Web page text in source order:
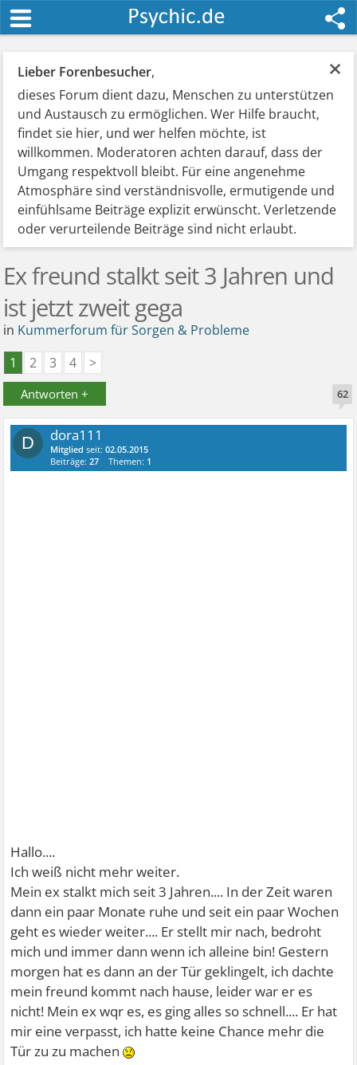
×
Lieber Forenbesucher,
dieses Forum dient dazu, Menschen zu unterstützen
und Austausch zu ermöglichen. Wer Hilfe braucht,
findet sie hier, und wer helfen möchte, ist
willkommen. Moderatoren achten darauf, dass der
Umgang respektvoll bleibt. Für eine angenehme
Atmosphäre sind verständnisvolle, ermutigende und
einfühlsame Beiträge explizit erwünscht. Verletzende
oder verurteilende Beiträge sind nicht erlaubt.
Ex freund stalkt seit 3 Jahren und
ist jetzt zweit gega
in Kummerforum für Sorgen & Probleme
1
2 3 4 >
Antworten + 62
D dora111
Mitglied seit:02.05.2015
Beiträge:27 Themen: 1
Hallo....
Ich weiß nicht mehr weiter.
Mein ex stalkt mich seit 3 Jahren.... In der Zeit waren
dann ein paar Monate ruhe und seit ein paar Wochen
geht es wieder weiter.... Er stellt mir nach, bedroht
mich und immer dann wenn ich alleine bin! Gestern
morgen hat es dann an der Tür geklingelt, ich dachte
mein freund kommt nach hause, leider war er es
nicht! Mein ex wqr es, es ging alles so schnell.... Er hat
mir eine verpasst, ich hatte keine Chance mehr die
Tür zu zu machen